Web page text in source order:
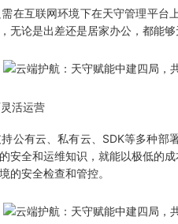
在互联网环境下在天守管理平台
无论是出差还是居家办公，都能够
活运营
公有云、私有云、SDK等多种部
安全和运维知识，就能以极低的
的安全检查和管控。